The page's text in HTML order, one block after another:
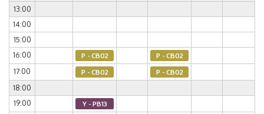
13:00
14:00
15:00
16:00
P - CB02 P - CB02
17:00 P - CB02 P - CB02
18:00
19:00
Y - PB13